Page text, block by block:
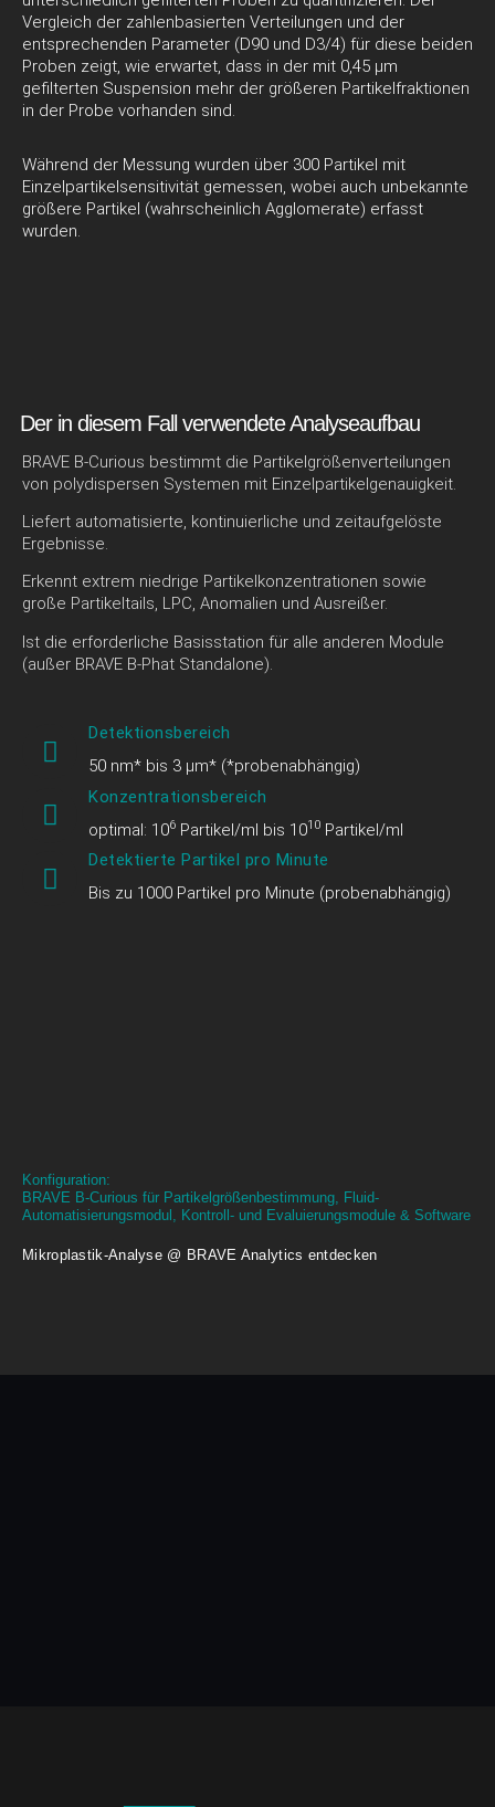
Vergleich der zahlenbasierten Verteilungen und der
entsprechenden Parameter (D90 und D3/4) für diese beiden
Proben zeigt, wie erwartet, dass in der mit 0,45 μm
gefilterten Suspension mehr der größeren Partikelfraktionen
in der Probe vorhanden sind.
Während der Messung wurden über 300 Partikel mit
Einzelpartikelsensitivität gemessen, wobei auch unbekannte
größere Partikel (wahrscheinlich Agglomerate) erfasst
wurden.
Konfiguration:
BRAVE B-Curious für Partikelgrößenbestimmung, Fluid-
Automatisierungsmodul, Kontroll- und Evaluierungsmodule & Software
Mikroplastik-Analyse @ BRAVE Analytics entdecken
Der in diesem Fall verwendete Analyseaufbau
BRAVE B-Curious bestimmt die Partikelgrößenverteilungen
von polydispersen Systemen mit Einzelpartikelgenauigkeit.
Liefert automatisierte, kontinuierliche und zeitaufgelöste
Ergebnisse.
Erkennt extrem niedrige Partikelkonzentrationen sowie
große Partikeltails, LPC, Anomalien und Ausreißer.
Ist die erforderliche Basisstation für alle anderen Module
(außer BRAVE B-Phat Standalone).
Detektionsbereich
50 nm* bis 3 µm* (*probenabhängig)
Konzentrationsbereich
optimal: 106 Partikel/ml bis 1010 Partikel/ml
Detektierte Partikel pro Minute
Bis zu 1000 Partikel pro Minute (probenabhängig)